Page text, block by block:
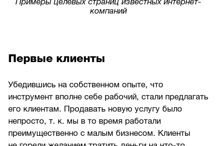
компаний
Первые клиенты
Убедившись на собственном опыте, что
инструмент вполне себе рабочий, стали предлагать
его клиентам. Продавать новую услугу было
непросто, т. к. мы в то время работали
преимущественно с малым бизнесом. Клиенты